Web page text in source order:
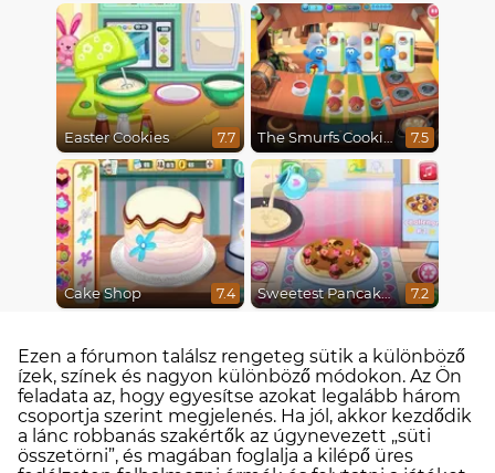
Easter Cookies 7.7 The Smurfs Cooking 7.5
Cake Shop 7.4 Sweetest Pancake Challenge 7.2
Ezen a fórumon találsz rengeteg sütik a különböző
ízek, színek és nagyon különböző módokon. Az Ön
feladata az, hogy egyesítse azokat legalább három
csoportja szerint megjelenés. Ha jól, akkor kezdődik
a lánc robbanás szakértők az úgynevezett „süti
összetörni”, és magában foglalja a kilépő üres